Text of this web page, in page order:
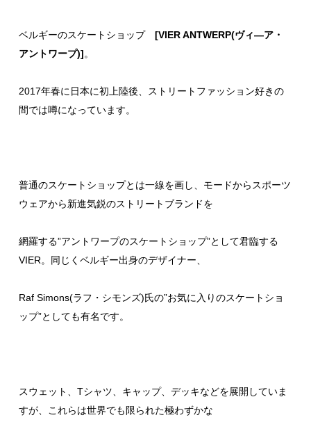
ベルギーのスケートショップ[VIER ANTWERP(ヴィ―ア・
アントワープ)]。
2017年春に日本に初上陸後、ストリートファッション好きの
間では噂になっています。
普通のスケートショップとは一線を画し、モードからスポーツ
ウェアから新進気鋭のストリートブランドを
網羅する”アントワープのスケートショップ”として君臨する
VIER。同じくベルギー出身のデザイナー、
Raf Simons(ラフ・シモンズ)氏の”お気に入りのスケートショ
ップ”としても有名です。
スウェット、Tシャツ、キャップ、デッキなどを展開していま
すが、これらは世界でも限られた極わずかな